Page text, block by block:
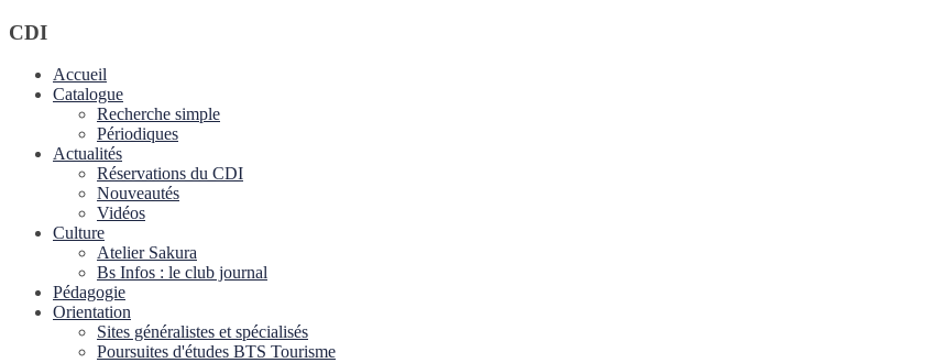
CDI
Accueil
Catalogue
Recherche simple
Périodiques
Actualités
Réservations du CDI
Nouveautés
Vidéos
Culture
Atelier Sakura
Bs Infos : le club journal
Pédagogie
Orientation
Sites généralistes et spécialisés
Poursuites d'études BTS Tourisme